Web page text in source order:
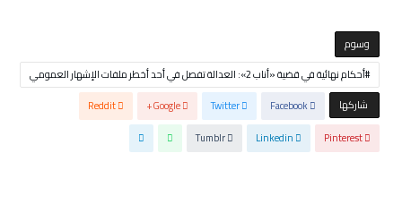
‫‫‫‫وسوم‬
أحكام نهائية في قضية «أناب 2»: العدالة تفصل في أحد أخطر ملفات الإشهار العمومي
‫‫ شاركها‬
Facebook
Twitter
Google+
Reddit
Pinterest
Linkedin
Tumblr